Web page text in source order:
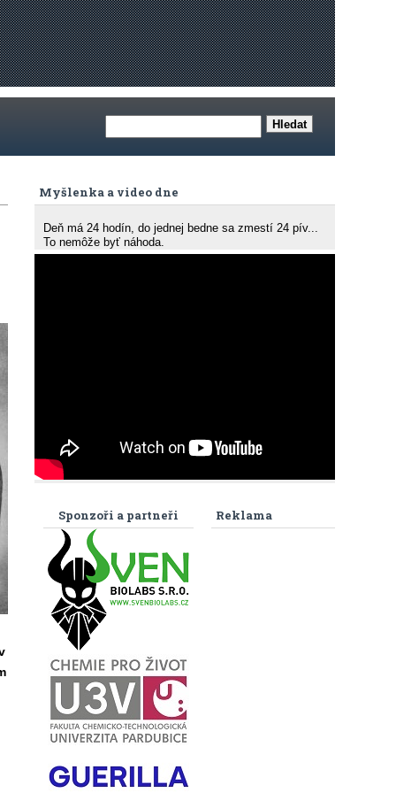
Myšlenka a video dne
Deň má 24 hodín, do jednej bedne sa zmestí 24 pív...
To nemôže byť náhoda.
Reklama
Sponzoři a partneři